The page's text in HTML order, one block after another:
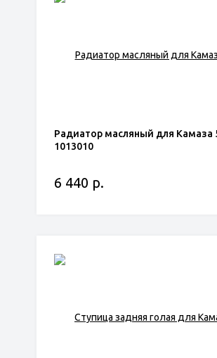
Радиатор масляный для Камаза
1013010
6 440 р.